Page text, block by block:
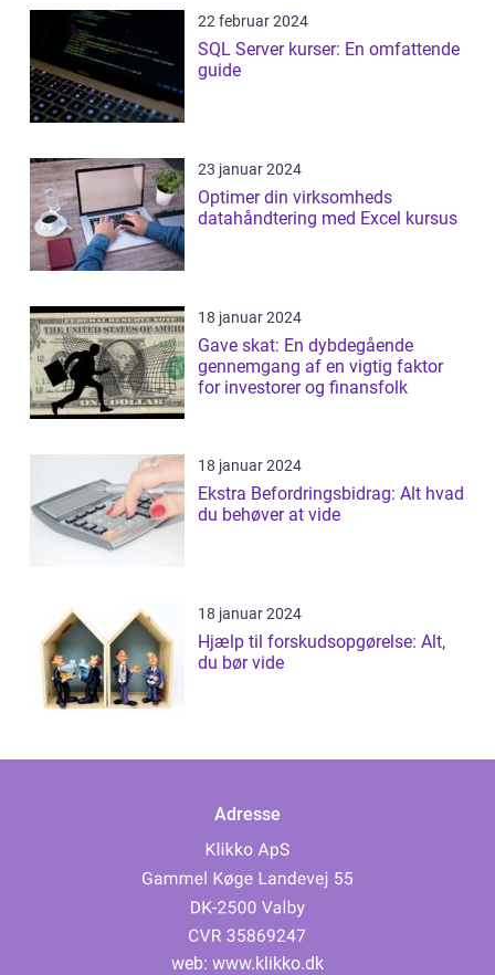
22 februar 2024
SQL Server kurser: En omfattende
guide
23 januar 2024
Optimer din virksomheds
datahåndtering med Excel kursus
18 januar 2024
Gave skat: En dybdegående
gennemgang af en vigtig faktor
for investorer og finansfolk
18 januar 2024
Ekstra Befordringsbidrag: Alt hvad
du behøver at vide
18 januar 2024
Hjælp til forskudsopgørelse: Alt,
du bør vide
Adresse
web: www.klikko.dk